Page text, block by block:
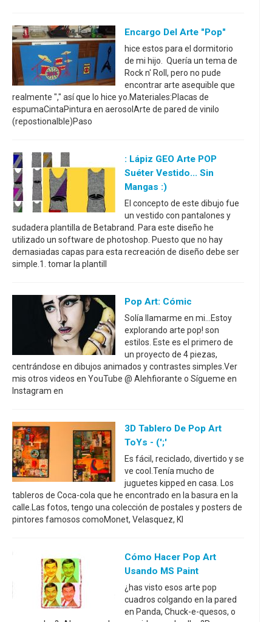
Encargo Del Arte "Pop"
hice estos para el dormitorio
de mi hijo. Quería un tema de
Rock n' Roll, pero no pude
encontrar arte asequible que
realmente "," así que lo hice yo.Materiales:Placas de
espumaCintaPintura en aerosolArte de pared de vinilo
(repostionalble)Paso
: Lápiz GEO Arte POP
Suéter Vestido... Sin
Mangas :)
El concepto de este dibujo fue
un vestido con pantalones y
sudadera plantilla de Betabrand. Para este diseño he
utilizado un software de photoshop. Puesto que no hay
demasiadas capas para esta recreación de diseño debe ser
simple.1. tomar la plantill
Pop Art: Cómic
Solía llamarme en mi...Estoy
explorando arte pop! son
estilos. Este es el primero de
un proyecto de 4 piezas,
centrándose en dibujos animados y contrastes simples.Ver
mis otros videos en YouTube @ Alehfiorante o Sígueme en
Instagram en
3D Tablero De Pop Art
ToYs - (';'
Es fácil, reciclado, divertido y se
ve cool.Tenía mucho de
juguetes kipped en casa. Los
tableros de Coca-cola que he encontrado en la basura en la
calle.Las fotos, tengo una colección de postales y posters de
pintores famosos comoMonet, Velasquez, Kl
Cómo Hacer Pop Art
Usando MS Paint
¿has visto esos arte pop
cuadros colgando en la pared
en Panda, Chuck-e-quesos, o